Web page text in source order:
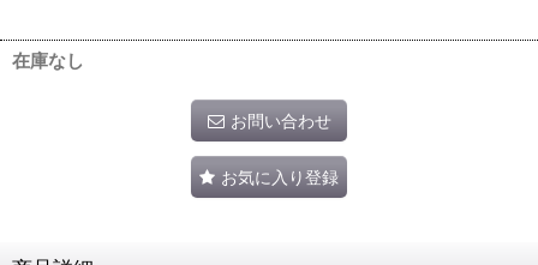
在庫なし
お問い合わせ
お気に入り登録